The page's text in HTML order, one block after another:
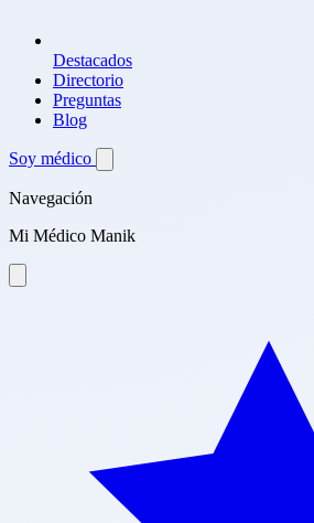
Destacados
Directorio
Preguntas
Blog
Soy médico
Navegación
Mi Médico Manik